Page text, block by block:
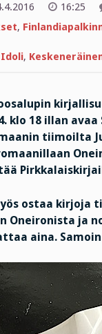
16:25
,
Idoli,
klo 18 illan
tiimoilta
ostaa kirjoja
Oneironista ja
aina.